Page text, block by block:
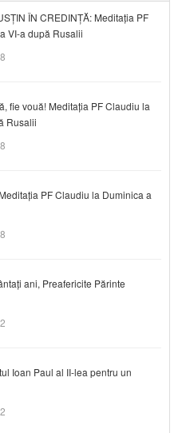
ÎN CREDINȚĂ: Meditația PF
VI-a după Rusalii
fie vouă! Meditația PF Claudiu la
Rusalii
PF Claudiu la Duminica a
ani, Preafericite Părinte
Ioan Paul al II-lea pentru un